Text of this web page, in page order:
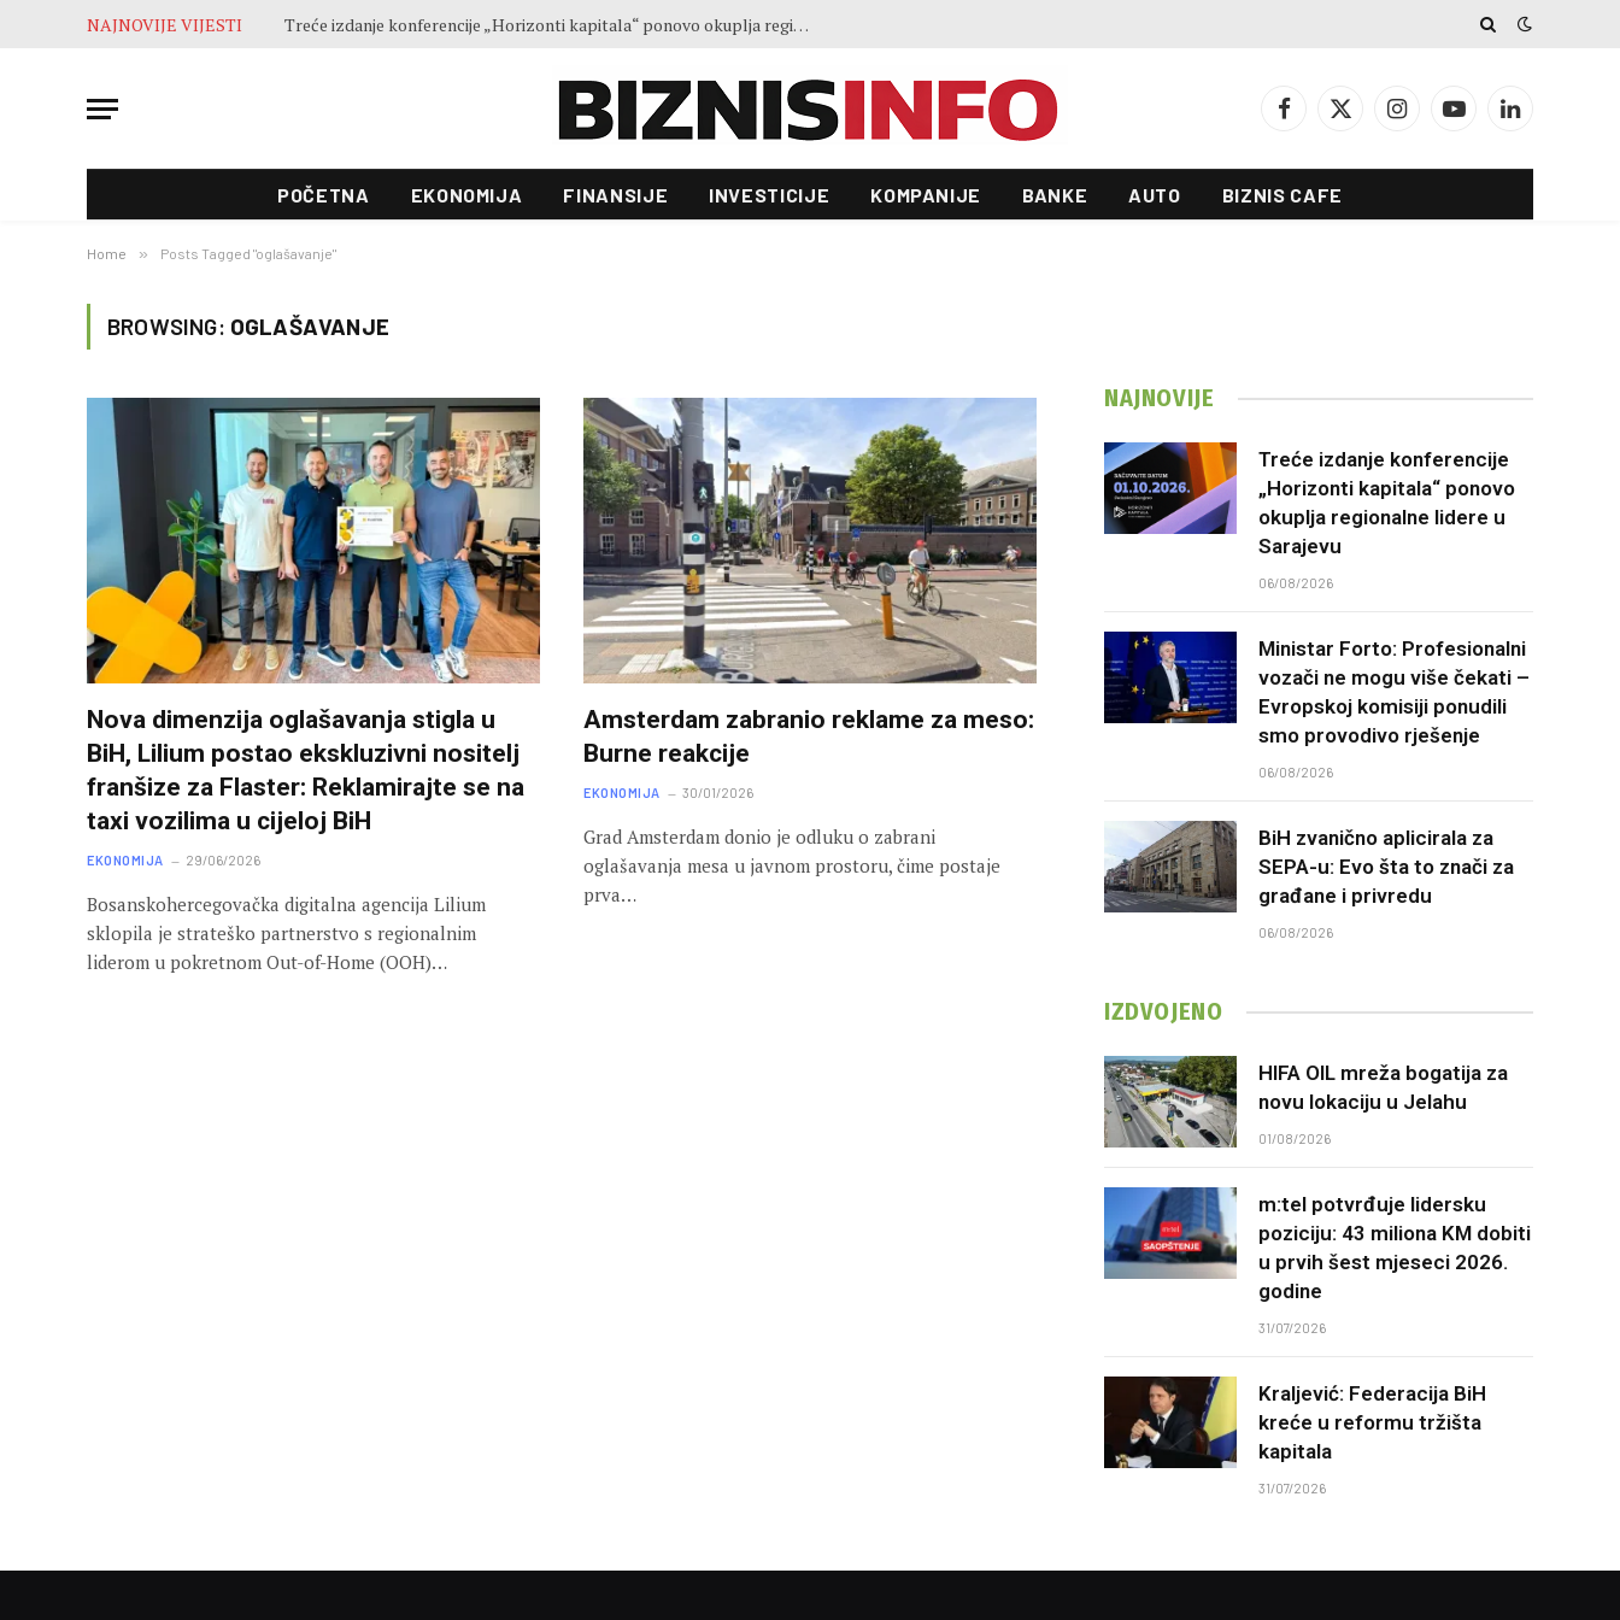
NAJNOVIJE VIJESTI Treće izdanje konferencije „Horizonti kapitala“ ponovo okuplja regionalne lidere u Sarajevu
Facebook
X
InstagramYouTubeLinkedIn
POČETNA EKONOMIJA FINANSIJE INVESTICIJE KOMPANIJE BANKE AUTO BIZNIS CAFE
Home » Posts Tagged "oglašavanje"
BROWSING: OGLAŠAVANJE
Nova dimenzija oglašavanja stigla u
BiH, Lilium postao ekskluzivni nositelj
franšize za Flaster: Reklamirajte se na
taxi vozilima u cijeloj BiH
EKONOMIJA 29/06/2026
Bosanskohercegovačka digitalna agencija Lilium
sklopila je strateško partnerstvo s regionalnim
liderom u pokretnom Out-of-Home (OOH)…
Amsterdam zabranio reklame za meso:
Burne reakcije
EKONOMIJA 30/01/2026
Grad Amsterdam donio je odluku o zabrani
oglašavanja mesa u javnom prostoru, čime postaje
prva…
NAJNOVIJE
Treće izdanje konferencije
„Horizonti kapitala“ ponovo
okuplja regionalne lidere u
Sarajevu
06/08/2026
Ministar Forto: Profesionalni
vozači ne mogu više čekati –
Evropskoj komisiji ponudili
smo provodivo rješenje
06/08/2026
BiH zvanično aplicirala za
SEPA-u: Evo šta to znači za
građane i privredu
06/08/2026
IZDVOJENO
HIFA OIL mreža bogatija za
novu lokaciju u Jelahu
01/08/2026
m:tel potvrđuje lidersku
poziciju: 43 miliona KM dobiti
u prvih šest mjeseci 2026.
godine
31/07/2026
Kraljević: Federacija BiH
kreće u reformu tržišta
kapitala
31/07/2026